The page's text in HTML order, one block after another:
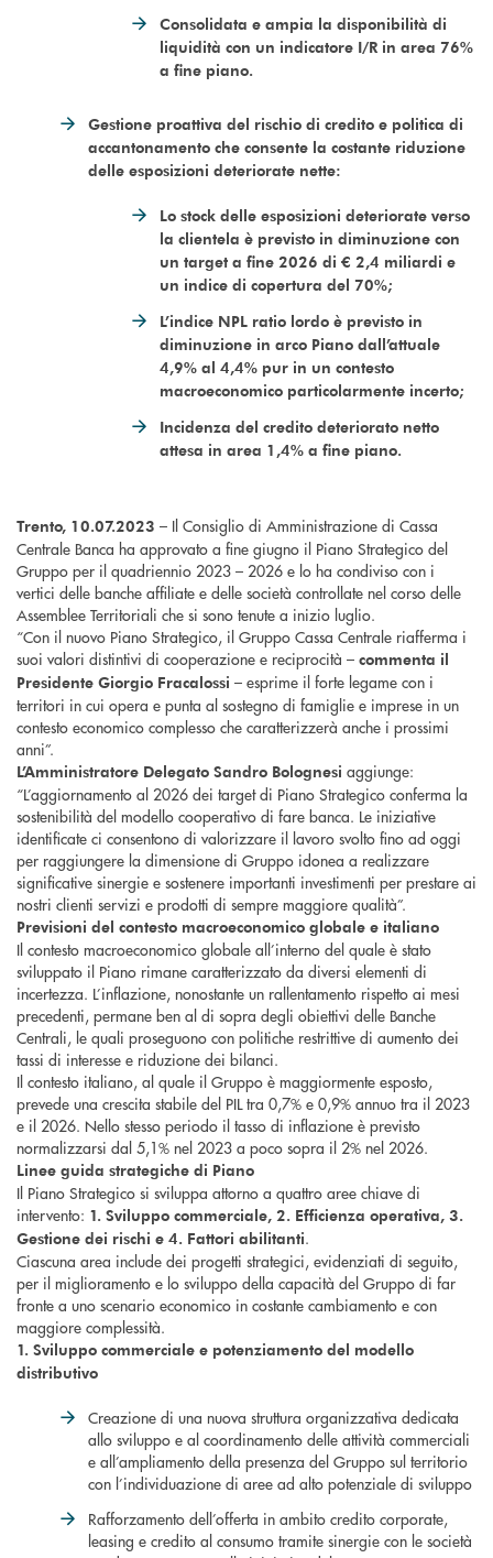
Consolidata e ampia la disponibilità di
liquidità con un indicatore I/R in area 76%
a fine piano.
Gestione proattiva del rischio di credito e politica di
accantonamento che consente la costante riduzione
delle esposizioni deteriorate nette:
Lo stock delle esposizioni deteriorate verso
la clientela è previsto in diminuzione con
un target a fine 2026 di € 2,4 miliardi e
un indice di copertura del 70%;
L’indice NPL ratio lordo è previsto in
diminuzione in arco Piano dall’attuale
4,9% al 4,4% pur in un contesto
macroeconomico particolarmente incerto;
Incidenza del credito deteriorato netto
attesa in area 1,4% a fine piano.
Trento, 10.07.2023 – Il Consiglio di Amministrazione di Cassa
Centrale Banca ha approvato a fine giugno il Piano Strategico del
Gruppo per il quadriennio 2023 – 2026 e lo ha condiviso con i
vertici delle banche affiliate e delle società controllate nel corso delle
Assemblee Territoriali che si sono tenute a inizio luglio.
“Con il nuovo Piano Strategico, il Gruppo Cassa Centrale riafferma i
suoi valori distintivi di cooperazione e reciprocità – commenta il
Presidente Giorgio Fracalossi – esprime il forte legame con i
territori in cui opera e punta al sostegno di famiglie e imprese in un
contesto economico complesso che caratterizzerà anche i prossimi
anni”.
L’Amministratore Delegato Sandro Bolognesi aggiunge:
“L’aggiornamento al 2026 dei target di Piano Strategico conferma la
sostenibilità del modello cooperativo di fare banca. Le iniziative
identificate ci consentono di valorizzare il lavoro svolto fino ad oggi
per raggiungere la dimensione di Gruppo idonea a realizzare
significative sinergie e sostenere importanti investimenti per prestare ai
nostri clienti servizi e prodotti di sempre maggiore qualità”.
Previsioni del contesto macroeconomico globale e italiano
Il contesto macroeconomico globale all’interno del quale è stato
sviluppato il Piano rimane caratterizzato da diversi elementi di
incertezza. L’inflazione, nonostante un rallentamento rispetto ai mesi
precedenti, permane ben al di sopra degli obiettivi delle Banche
Centrali, le quali proseguono con politiche restrittive di aumento dei
tassi di interesse e riduzione dei bilanci.
Il contesto italiano, al quale il Gruppo è maggiormente esposto,
prevede una crescita stabile del PIL tra 0,7% e 0,9% annuo tra il 2023
e il 2026. Nello stesso periodo il tasso di inflazione è previsto
normalizzarsi dal 5,1% nel 2023 a poco sopra il 2% nel 2026.
Linee guida strategiche di Piano
Il Piano Strategico si sviluppa attorno a quattro aree chiave di
intervento: 1. Sviluppo commerciale, 2. Efficienza operativa, 3.
Gestione dei rischi e 4. Fattori abilitanti.
Ciascuna area include dei progetti strategici, evidenziati di seguito,
per il miglioramento e lo sviluppo della capacità del Gruppo di far
fronte a uno scenario economico in costante cambiamento e con
maggiore complessità.
1. Sviluppo commerciale e potenziamento del modello
distributivo
Creazione di una nuova struttura organizzativa dedicata
allo sviluppo e al coordinamento delle attività commerciali
e all’ampliamento della presenza del Gruppo sul territorio
con l’individuazione di aree ad alto potenziale di sviluppo
Rafforzamento dell’offerta in ambito credito corporate,
leasing e credito al consumo tramite sinergie con le società